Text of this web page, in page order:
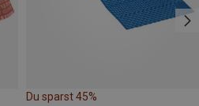
Du sparst 45%